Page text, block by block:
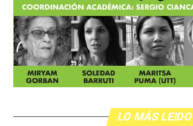
LO MÁS LEIDO